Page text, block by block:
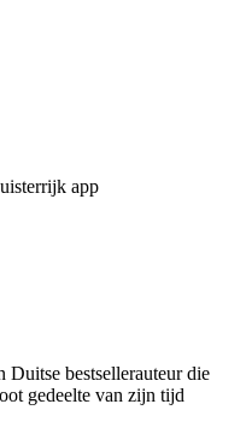
app
Duitse bestsellerauteur die
gedeelte van zijn tijd